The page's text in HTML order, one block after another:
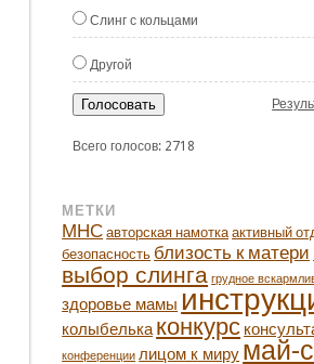
Слинг с кольцами
Другой
Голосовать
Всего голосов: 2718
МЕТКИ
МНС авторская намотка активный
безопасность близость к матери
выбор слинга грудное
здоровье мамы
колыбелька конкурс
конференции лицом к миру май-